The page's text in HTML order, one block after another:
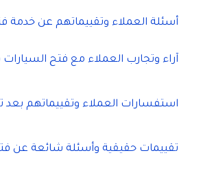
أسئلة العملاء وتقييماتهم عن خدمة
آراء وتجارب العملاء مع فتح
استفسارات العملاء وتقييماتهم بعد
تقييمات حقيقية وأسئلة شائعة عن